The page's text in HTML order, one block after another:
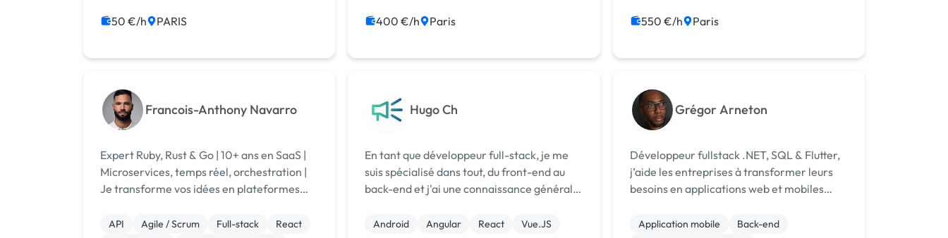
50 €/h PARIS 400 €/h Paris
Laravel
550 €/h Paris
Francois-Anthony Navarro
Expert Ruby, Rust & Go | 10+ ans en SaaS |
Microservices, temps réel, orchestration |
Je transforme vos idées en plateformes
production.
API Agile / Scrum Full-stack
React
Hugo Ch
En tant que développeur full-stack, je me
suis spécialisé dans tout, du front-end au
back-end et j'ai une connaissance générale
final. Je fournis le meilleur service à mes
Android Angular React Vue.JS
Grégor Arneton
Développeur fullstack .NET, SQL & Flutter,
j’aide les entreprises à transformer leurs
besoins en applications web et mobiles
durer.
Application mobile
Back-end